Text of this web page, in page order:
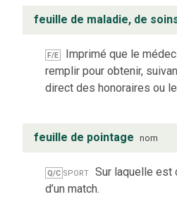
feuille de maladie, de
F/E
Imprimé que le
remplir pour obtenir,
direct des honoraires ou
feuille de pointage nom
Q/C sport Sur laquelle est
d’un match.